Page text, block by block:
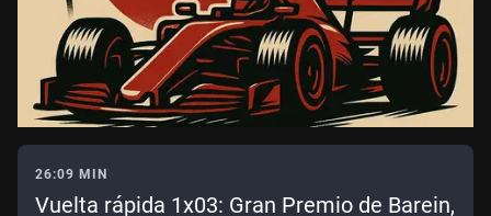
26:09 MIN
Vuelta rápida 1x03: Gran Premio de Barein,